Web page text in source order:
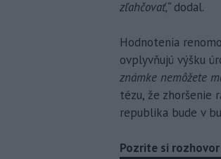
zľahčovať,“ dodal.
Hodnotenia
ovplyvňujú výšku
známke nemôžete
tézu, že zhoršenie
republika bude v
Pozrite si rozhovor